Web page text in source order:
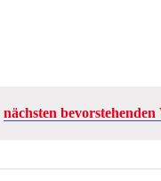
nächsten